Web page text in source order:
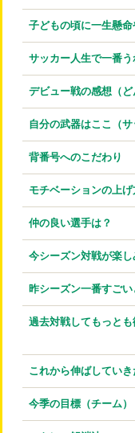
子どもの頃に一生懸
サッカー人生で一番
デビュー戦の感想（ど
自分の武器はここ（サ
背番号へのこだわり
モチベーションの上げ
仲の良い選手は？
今シーズン対戦が楽
昨シーズン一番すご
過去対戦してもっと
これから伸ばしてい
今季の目標（チーム）